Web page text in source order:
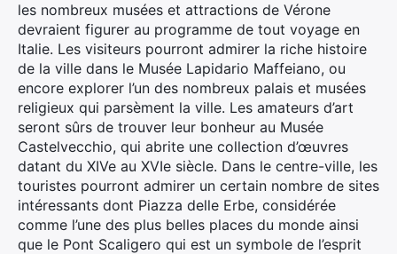
les nombreux musées et attractions de Vérone
devraient figurer au programme de tout voyage en
Italie. Les visiteurs pourront admirer la riche histoire
de la ville dans le Musée Lapidario Maffeiano, ou
encore explorer l’un des nombreux palais et musées
religieux qui parsèment la ville. Les amateurs d’art
seront sûrs de trouver leur bonheur au Musée
Castelvecchio, qui abrite une collection d’œuvres
datant du XIVe au XVIe siècle. Dans le centre-ville, les
touristes pourront admirer un certain nombre de sites
intéressants dont Piazza delle Erbe, considérée
comme l’une des plus belles places du monde ainsi
que le Pont Scaligero qui est un symbole de l’esprit